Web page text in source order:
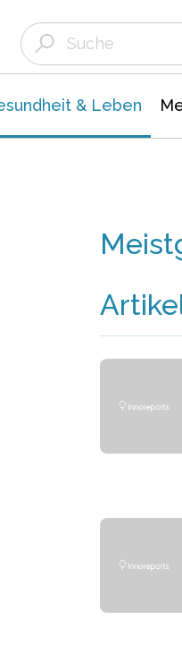
& Leben